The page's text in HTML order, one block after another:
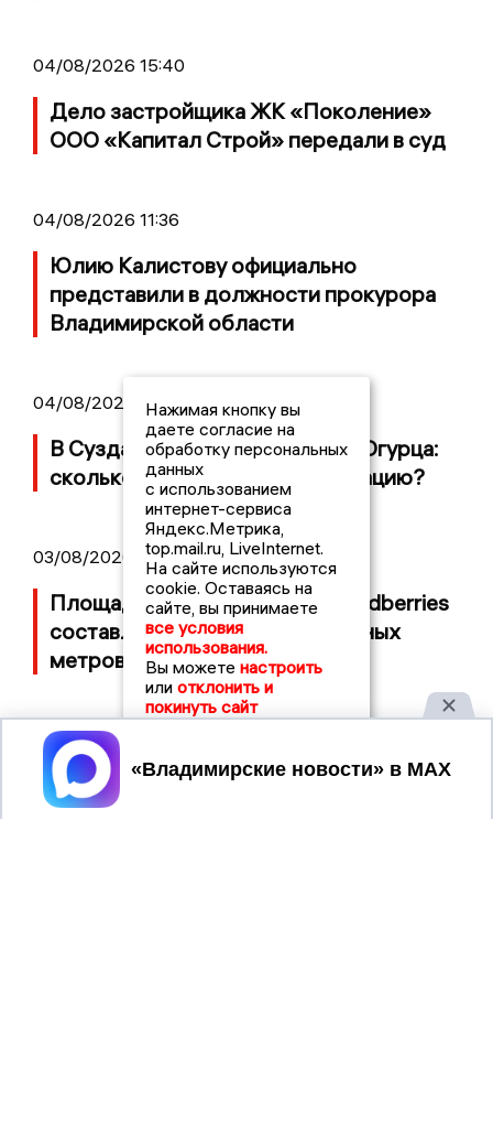
04/08/2026 15:40
Дело застройщика ЖК «Поколение»
ООО «Капитал Строй» передали в суд
04/08/2026 11:36
Юлию Калистову официально
представили в должности прокурора
Владимирской области
04/08/2026 09:01
В Суздале прошёл Фестиваль Огурца:
сколько потратили на организацию?
03/08/2026 14:13
Площадь пожара на складе Wildberries
составляет 100 тысяч квадратных
метров
ВЛАДИМИРСКИЕ
Нажимая кнопку вы
даете согласие на
обработку персональных
данных
с использованием
интернет-сервиса
Яндекс.Метрика,
top.mail.ru, LiveInternet.
На сайте используются
cookie. Оставаясь на
сайте, вы принимаете
все условия
использования.
Вы можете настроить
или отклонить и
покинуть сайт
Принять